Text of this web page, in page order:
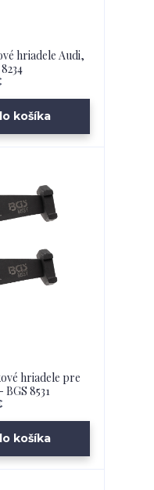
hriadele Audi,
košíka
hriadele pre
8531
košíka